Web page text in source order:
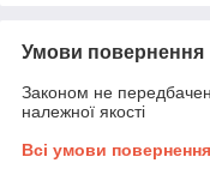
Умови повернення
Законом не
належної якості
Всі умови повернення